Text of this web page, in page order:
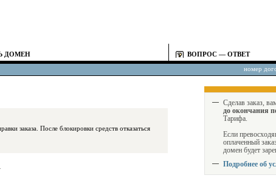
ДОМЕН ВОПРОС — ОТВЕТ
номер
отказаться
.
Сделав заказ,
до окончания
Тарифа.
Если
оплаченный
домен будет
Подробнее об